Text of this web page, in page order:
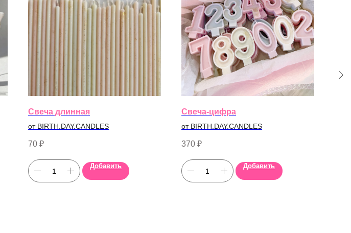
Свеча длинная
от BIRTH.DAY.CANDLES
70 ₽
Добавить
Свеча-цифра
от BIRTH.DAY.CANDLES
370 ₽
Добавить